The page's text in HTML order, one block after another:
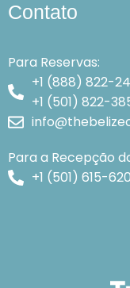
Contato
Para Reservas:
+1 (888) 822-
+1 (501) 822-
Para a Recepção
+1 (501) 615-